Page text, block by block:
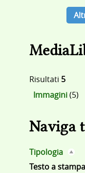
Risultati 5
Immagini(5)
Naviga
Tipologia
Testo a